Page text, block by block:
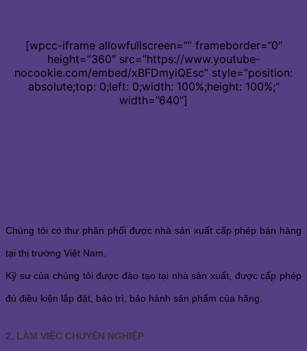
[wpcc-iframe allowfullscreen=”” frameborder=”0″
height=”360″ src=”https://www.youtube-
nocookie.com/embed/xBFDmyiQEsc” style=”position:
absolute;top: 0;left: 0;width: 100%;height: 100%;”
width=”640″]
Chúng tôi có thư phân phối được nhà sản xuất cấp phép bán hàng
tại thị trường Việt Nam.
Kỹ sư của chúng tôi được đào tạo tại nhà sản xuất, được cấp phép
đủ điều kiện lắp đặt, bảo trì, bảo hành sản phẩm của hãng.
2. LÀM VIỆC CHUYÊN NGHIỆP